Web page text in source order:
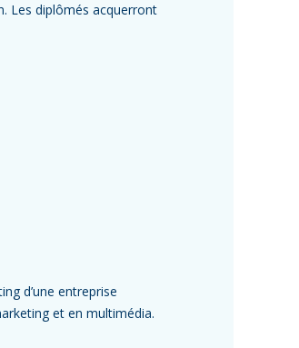
Les diplômés acquerront
d’une entreprise
et en multimédia.